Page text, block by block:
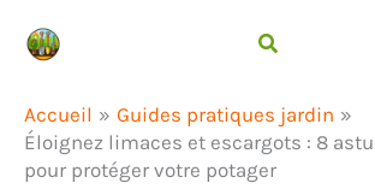
Accueil
Guides pratiques jardin
Éloignez limaces et escargots : 8
pour protéger votre potager